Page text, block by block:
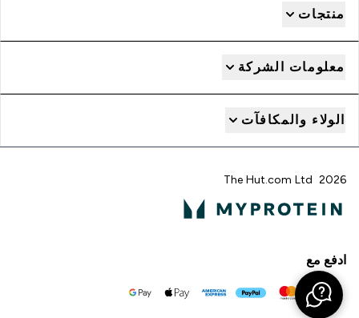
منتجات
معلومات الشركة
الولاء والمكافآت
2026 The Hut.com Ltd
ادفع مع